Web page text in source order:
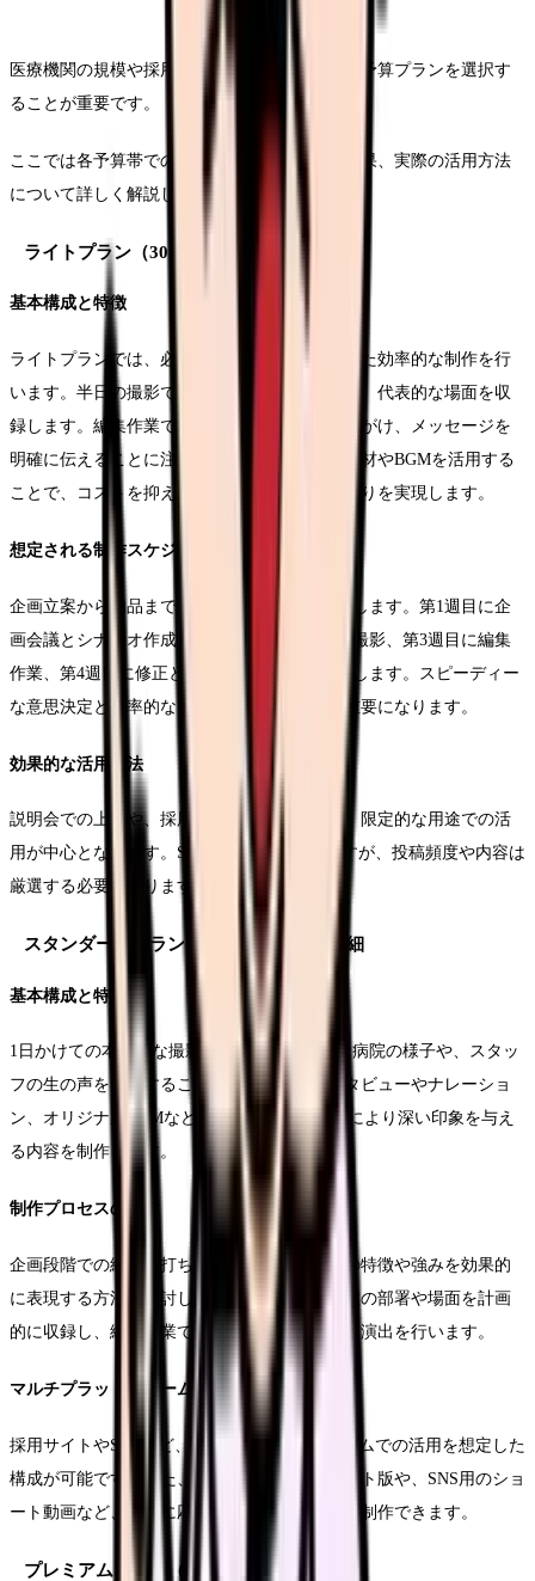
医療機関の規模や採用ニーズに応じて、最適な予算プランを選択す
ることが重要です。
ここでは各予算帯での制作内容や期待できる効果、実際の活用方法
について詳しく解説していきます。
ライトプラン（30-50万円）の詳細
基本構成と特徴
ライトプランでは、必要最小限の要素を凝縮した効率的な制作を行
います。半日の撮影で、院内の基本的な様子や、代表的な場面を収
録します。編集作業では、シンプルな構成を心がけ、メッセージを
明確に伝えることに注力します。既存の写真素材やBGMを活用する
ことで、コストを抑えながらも質の高い仕上がりを実現します。
想定される制作スケジュール
企画立案から納品まで、通常4週間程度で完了します。第1週目に企
画会議とシナリオ作成、第2週目に撮影準備と撮影、第3週目に編集
作業、第4週目に修正と納品という流れで進行します。スピーディー
な意思決定と効率的なコミュニケーションが重要になります。
効果的な活用方法
説明会での上映や、採用サイトでの公開など、限定的な用途での活
用が中心となります。SNSでの展開も可能ですが、投稿頻度や内容は
厳選する必要があります。
スタンダードプラン（80-120万円）の詳細
基本構成と特徴
1日かけての本格的な撮影により、より詳細な病院の様子や、スタッ
フの生の声を収録することができます。インタビューやナレーショ
ン、オリジナルBGMなども取り入れ、視聴者により深い印象を与え
る内容を制作します。
制作プロセスの特徴
企画段階での綿密な打ち合わせにより、貴院の特徴や強みを効果的
に表現する方法を検討します。撮影では、複数の部署や場面を計画
的に収録し、編集作業では各シーンの印象的な演出を行います。
マルチプラットフォーム展開
採用サイトやSNSなど、複数のプラットフォームでの活用を想定した
構成が可能です。また、説明会用のダイジェスト版や、SNS用のショ
ート動画など、用途に応じたバリエーションも制作できます。
プレミアムプラン（150-200万円）の詳細